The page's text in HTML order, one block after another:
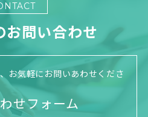
お問い合わせ
お気軽にお問いあわせくださ
せフォーム